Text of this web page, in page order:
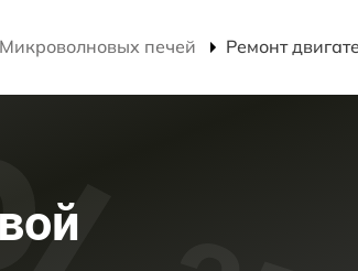
печей Ремонт